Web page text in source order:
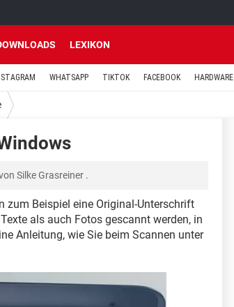
LEXIKON
WHATSAPP TIKTOK FACEBOOK HARDWARE
Silke Grasreiner .
zum Beispiel eine Original-Unterschrift
als auch Fotos gescannt werden, in
Anleitung, wie Sie beim Scannen unter